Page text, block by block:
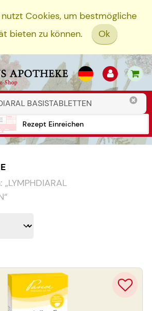
Cookies, um bestmögliche
bieten zu können.
Ok
Rezept Einreichen
„LYMPHDIARAL
“